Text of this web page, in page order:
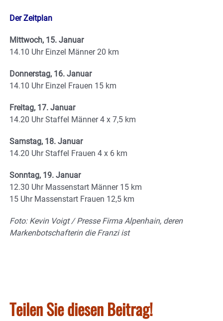
Der Zeitplan
Mittwoch, 15. Januar
14.10 Uhr Einzel Männer 20 km
Donnerstag, 16. Januar
14.10 Uhr Einzel Frauen 15 km
Freitag, 17. Januar
14.20 Uhr Staffel Männer 4 x 7,5 km
Samstag, 18. Januar
14.20 Uhr Staffel Frauen 4 x 6 km
Sonntag, 19. Januar
12.30 Uhr Massenstart Männer 15 km
15 Uhr Massenstart Frauen 12,5 km
Foto: Kevin Voigt / Presse Firma Alpenhain, deren
Markenbotschafterin die Franzi ist
Teilen Sie diesen Beitrag!